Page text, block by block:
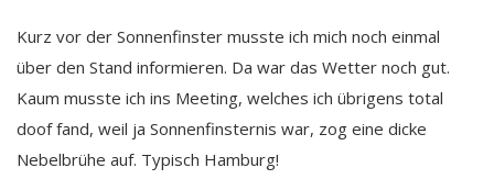
Kurz vor der Sonnenfinster musste ich mich noch einmal
über den Stand informieren. Da war das Wetter noch gut.
Kaum musste ich ins Meeting, welches ich übrigens total
doof fand, weil ja Sonnenfinsternis war, zog eine dicke
Nebelbrühe auf. Typisch Hamburg!